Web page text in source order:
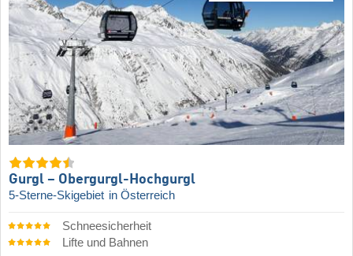
Gurgl – Obergurgl-Hochgurgl
5-Sterne-Skigebiet in Österreich
Schneesicherheit
Lifte und Bahnen